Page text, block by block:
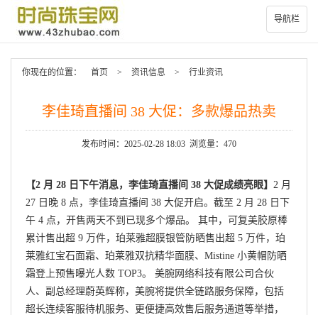
导航栏
你现在的位置： 首页 > 资讯信息 > 行业资讯
李佳琦直播间 38 大促：多款爆品热卖
发布时间：2025-02-28 18:03 浏览量：470
【2 月 28 日下午消息，李佳琦直播间 38 大促成绩亮眼】 2 月
27 日晚 8 点，李佳琦直播间 38 大促开启。截至 2 月 28 日下
午 4 点，开售两天不到已现多个爆品。 其中，可复美胶原棒
累计售出超 9 万件，珀莱雅超膜银管防晒售出超 5 万件，珀
莱雅红宝石面霜、珀莱雅双抗精华面膜、Mistine 小黄帽防晒
霜登上预售曝光人数 TOP3。 美腕网络科技有限公司合伙
人、副总经理蔚英辉称，美腕将提供全链路服务保障，包括
超长连续客服待机服务、更便捷高效售后服务通道等举措，